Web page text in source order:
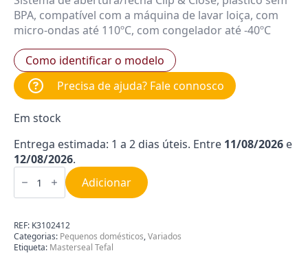
BPA, compatível com a máquina de lavar loiça, com
micro-ondas até 110ºC, com congelador até -40ºC
Como identificar o modelo
Precisa de ajuda? Fale connosco
Em stock
Entrega estimada: 1 a 2 dias úteis. Entre 11/08/2026 e
12/08/2026.
Quantidade
de
de
Masterseal
Tefal
(1.2L)
K3102412
Adicionar
REF: K3102412
Categorias: Pequenos domésticos,Variados
Etiqueta: Masterseal Tefal